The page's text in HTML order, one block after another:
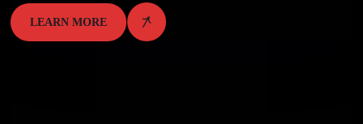
LEARN MORE